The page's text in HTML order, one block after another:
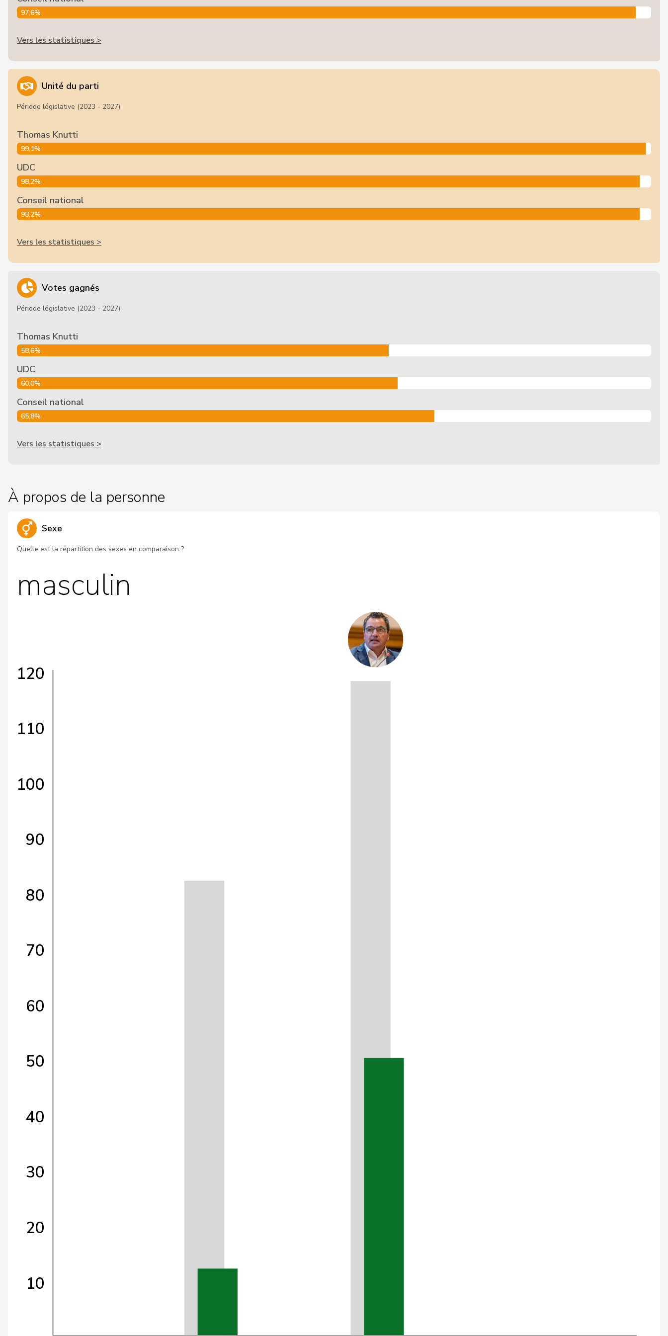
97,6%
Vers les statistiques >
Unité du parti
Période législative (2023 - 2027)
Thomas Knutti
99,1%
UDC
98,2%
Conseil national
98,2%
Vers les statistiques >
Votes gagnés
Période législative (2023 - 2027)
Thomas Knutti
58,6%
UDC
60,0%
Conseil national
65,8%
Vers les statistiques >
À propos de la personne
Sexe
Quelle est la répartition des sexes en comparaison ?
masculin
10
20
30
40
50
60
70
80
90
100
110
120